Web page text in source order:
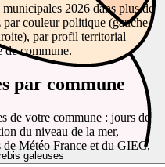
galeuses
2026 dans plus de
couleur politique (gauche,
par profil territorial
de commune.
par commune
de votre commune : jours de
du niveau de la mer,
de Météo France et du GIEC,